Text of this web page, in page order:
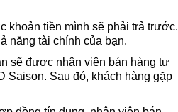
khoản tiền mình sẽ phải trả trước.
năng tài chính của bạn.
sẽ được nhân viên bán hàng tư
Saison. Sau đó, khách hàng gặp